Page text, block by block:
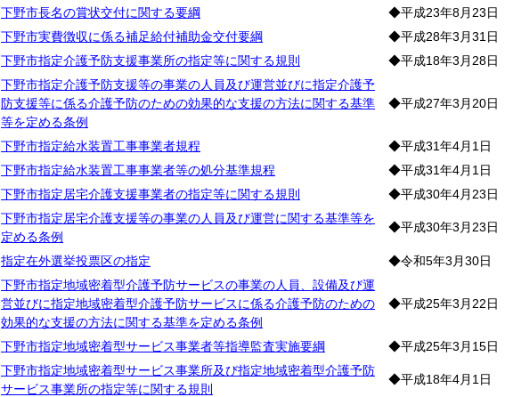
下野市長名の賞状交付に関する要綱
◆平成23年8月23日
下野市実費徴収に係る補足給付補助金交付要綱
◆平成28年3月31日
下野市指定介護予防支援事業所の指定等に関する規則
◆平成18年3月28日
下野市指定介護予防支援等の事業の人員及び運営並びに指定介護予
防支援等に係る介護予防のための効果的な支援の方法に関する基準
等を定める条例
◆平成27年3月20日
下野市指定給水装置工事事業者規程 ◆平成31年4月1日
下野市指定給水装置工事事業者等の処分基準規程
◆平成31年4月1日
下野市指定居宅介護支援事業者の指定等に関する規則
◆平成30年4月23日
下野市指定居宅介護支援等の事業の人員及び運営に関する基準等を
定める条例
◆平成30年3月23日
指定在外選挙投票区の指定 ◆令和5年3月30日
下野市指定地域密着型介護予防サービスの事業の人員、設備及び運
営並びに指定地域密着型介護予防サービスに係る介護予防のための
効果的な支援の方法に関する基準を定める条例
◆平成25年3月22日
下野市指定地域密着型サービス事業者等指導監査実施要綱 ◆平成25年3月15日
下野市指定地域密着型サービス事業所及び指定地域密着型介護予防
サービス事業所の指定等に関する規則
◆平成18年4月1日